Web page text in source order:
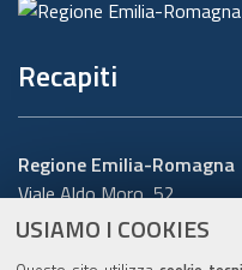
USIAMO I COOKIES
Recapiti
Regione Emilia-Romagna
Viale Aldo Moro, 52
40127 Bologna